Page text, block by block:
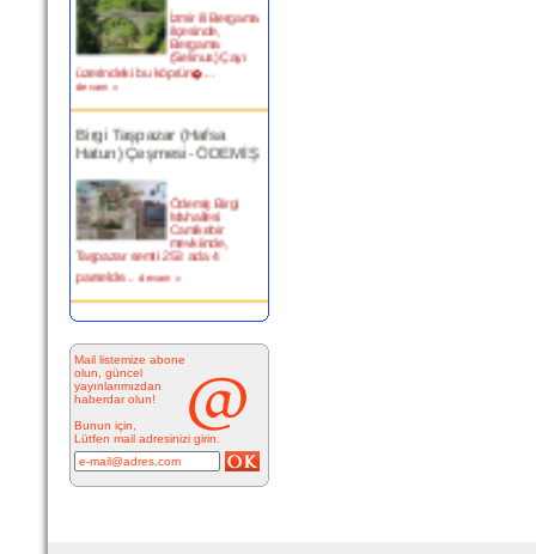
İzmir ili Bergama
ilçesinde,
Bergama
(Selinus) Çayı
üzerindeki bu köprün�...
devam »
Birgi Taşpazar (Hafsa
Hatun) Çeşmesi- ÖDEMİŞ
Mahallesi
Camikebir
mevkiinde,
Taşpazar semti 253 ada 4
parselde...
devam »
Resimde
görülen çeşme
İnkilap Caddesi
üzerinde yer
alan çarşı
bitiminde...
devam »
Mail listemize abone
olun, güncel
yayınlarımızdan
haberdar olun!
Bunun için,
Lütfen mail adresinizi girin.